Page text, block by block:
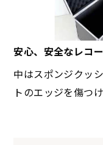
安心、安全なレコ
中はスポンジクッ
トのエッジを傷つ